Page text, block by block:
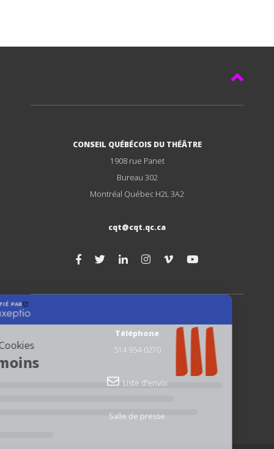
CONSEIL QUÉBÉCOIS DU THÉÂTRE
1908 rue Panet
Bureau 302
Montréal Québec H2L 3A2
cqt@cqt.qc.ca
Téléphone
514 954-0270
Liste d’envoi
Salle de presse